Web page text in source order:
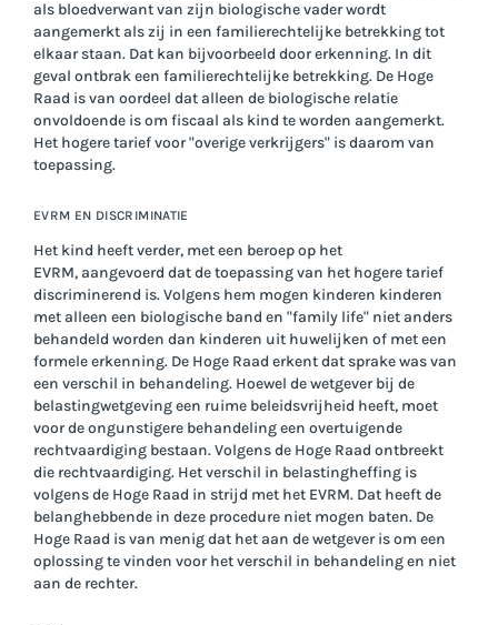
als bloedverwant van zijn biologische vader wordt
aangemerkt als zij in een familierechtelijke betrekking tot
elkaar staan. Dat kan bijvoorbeeld door erkenning. In dit
geval ontbrak een familierechtelijke betrekking. De Hoge
Raad is van oordeel dat alleen de biologische relatie
onvoldoende is om fiscaal als kind te worden aangemerkt.
Het hogere tarief voor "overige verkrijgers" is daarom van
toepassing.
EVRM EN DISCRIMINATIE
Het kind heeft verder, met een beroep op het
EVRM, aangevoerd dat de toepassing van het hogere tarief
discriminerend is. Volgens hem mogen kinderen kinderen
met alleen een biologische band en "family life" niet anders
behandeld worden dan kinderen uit huwelijken of met een
formele erkenning. De Hoge Raad erkent dat sprake was van
een verschil in behandeling. Hoewel de wetgever bij de
belastingwetgeving een ruime beleidsvrijheid heeft, moet
voor de ongunstigere behandeling een overtuigende
rechtvaardiging bestaan. Volgens de Hoge Raad ontbreekt
die rechtvaardiging. Het verschil in belastingheffing is
volgens de Hoge Raad in strijd met het EVRM. Dat heeft de
belanghebbende in deze procedure niet mogen baten. De
Hoge Raad is van menig dat het aan de wetgever is om een
oplossing te vinden voor het verschil in behandeling en niet
aan de rechter.